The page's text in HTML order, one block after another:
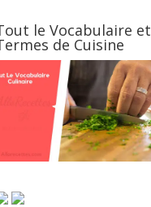
le Vocabulaire et
de Cuisine